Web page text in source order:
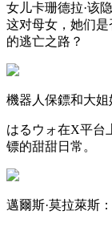
女儿卡珊德拉·该
这对母女，她们
的逃亡之路？
機器人保鏢和大姐
はるウォ在X平台
镖的甜甜日常。
邁爾斯·莫拉萊斯